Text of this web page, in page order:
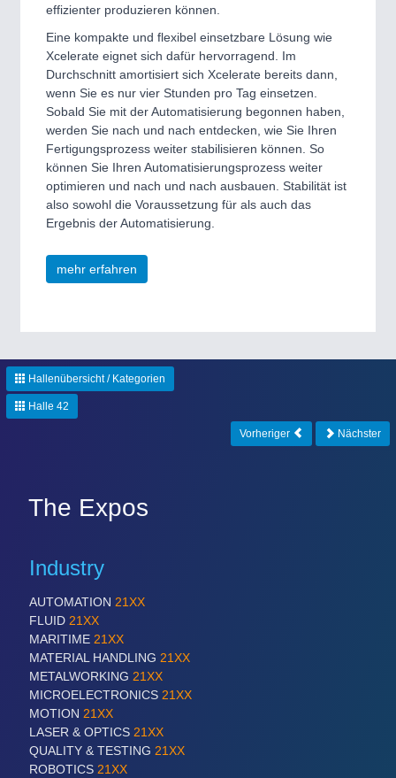
effizienter produzieren können.
Eine kompakte und flexibel einsetzbare Lösung wie
Xcelerate eignet sich dafür hervorragend. Im
Durchschnitt amortisiert sich Xcelerate bereits dann,
wenn Sie es nur vier Stunden pro Tag einsetzen.
Sobald Sie mit der Automatisierung begonnen haben,
werden Sie nach und nach entdecken, wie Sie Ihren
Fertigungsprozess weiter stabilisieren können. So
können Sie Ihren Automatisierungsprozess weiter
optimieren und nach und nach ausbauen. Stabilität ist
also sowohl die Voraussetzung für als auch das
Ergebnis der Automatisierung.
mehr erfahren
Hallenübersicht / Kategorien
Halle 42
Vorheriger Nächster
The Expos
Industry
AUTOMATION 21XX
FLUID 21XX
MARITIME 21XX
MATERIAL HANDLING 21XX
METALWORKING 21XX
MICROELECTRONICS 21XX
MOTION 21XX
LASER & OPTICS 21XX
QUALITY & TESTING 21XX
ROBOTICS 21XX